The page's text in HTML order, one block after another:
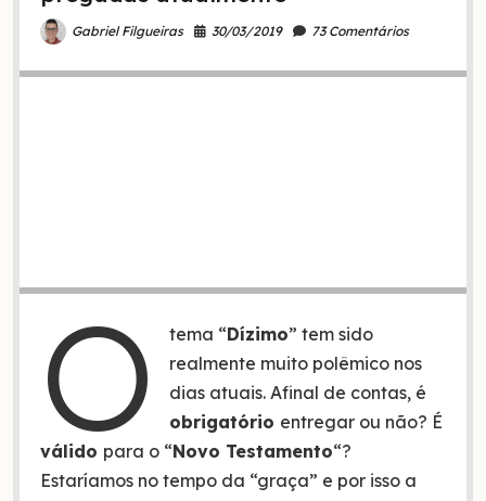
Gabriel Filgueiras 30/03/2019 73 Comentários
O tema “Dízimo” tem sido
realmente muito polêmico nos
dias atuais. Afinal de contas, é
obrigatório entregar ou não? É
válido para o “Novo Testamento“?
Estaríamos no tempo da “graça” e por isso a